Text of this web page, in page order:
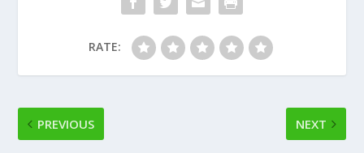
RATE:
PREVIOUS NEXT